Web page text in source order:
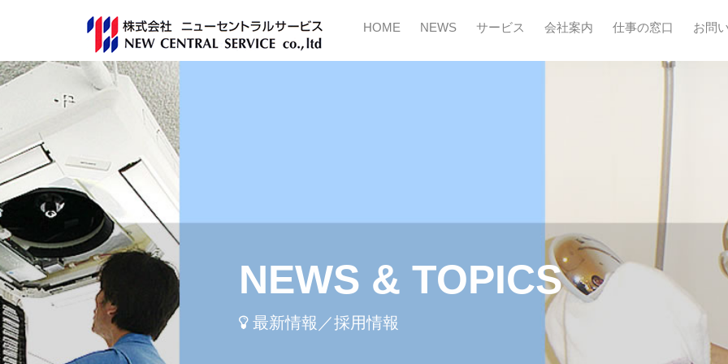
HOME NEWS サービス 会社案内 仕事の窓口 お問
NEWS & TOPICS
最新情報／採用情報